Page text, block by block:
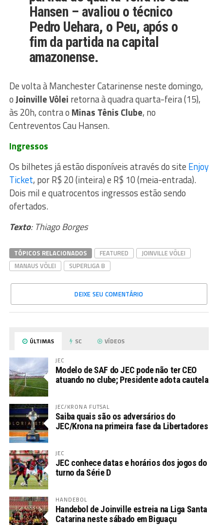
Hansen – avaliou o técnico
Pedro Uehara, o Peu, após o
fim da partida na capital
amazonense.
De volta à Manchester Catarinense neste domingo,
oJoinville Vôlei retorna à quadra quarta-feira (15),
às 20h, contra o Minas Tênis Clube, no
Centreventos Cau Hansen.
Ingressos
Os bilhetes já estão disponíveis através do site Enjoy
Ticket, por R$ 20 (inteira) e R$ 10 (meia-entrada).
Dois mil e quatrocentos ingressos estão sendo
ofertados.
Texto: Thiago Borges
TÓPICOS RELACIONADOS FEATURED
JOINVILLE VÔLEI
MANAUS VÔLEI
SUPERLIGA B
DEIXE SEU COMENTÁRIO
ÚLTIMAS SC VÍDEOS
JEC
Modelo de SAF do JEC pode não ter CEO
atuando no clube; Presidente adota cautela
JEC/KRONA FUTSAL
Saiba quais são os adversários do
JEC/Krona na primeira fase da Libertadores
JEC
JEC conhece datas e horários dos jogos do
turno da Série D
HANDEBOL
Handebol de Joinville estreia na Liga Santa
Catarina neste sábado em Biguaçu